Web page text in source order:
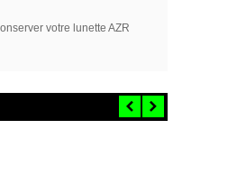
votre lunette AZR